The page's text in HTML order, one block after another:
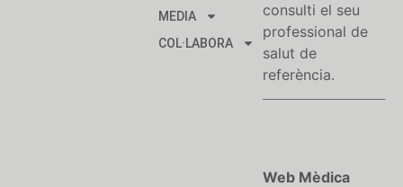
MEDIA
COL·LABORA
consulti el seu
professional de
salut de
referència.
Web Mèdica